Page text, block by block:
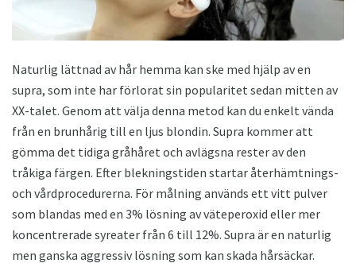
Naturlig lättnad av hår hemma kan ske med hjälp av en
supra, som inte har förlorat sin popularitet sedan mitten av
XX-talet. Genom att välja denna metod kan du enkelt vända
från en brunhårig till en ljus blondin. Supra kommer att
gömma det tidiga gråhåret och avlägsna rester av den
tråkiga färgen. Efter blekningstiden startar återhämtnings-
och vårdprocedurerna. För målning används ett vitt pulver
som blandas med en 3% lösning av väteperoxid eller mer
koncentrerade syreater från 6 till 12%. Supra är en naturlig
men ganska aggressiv lösning som kan skada hårsäckar.